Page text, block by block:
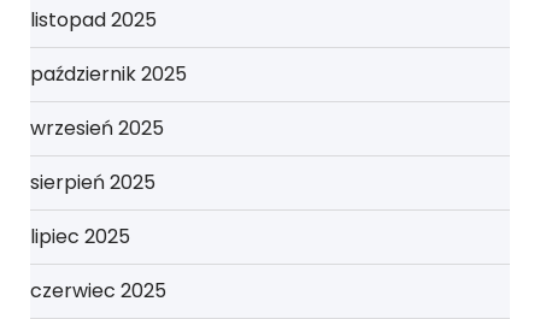
listopad 2025
październik 2025
wrzesień 2025
sierpień 2025
lipiec 2025
czerwiec 2025